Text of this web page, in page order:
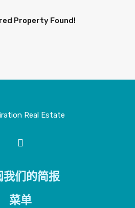
Property Found!
我们的简报
菜单